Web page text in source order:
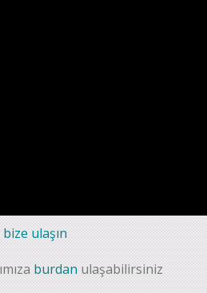
bize ulaşın
burdan ulaşabilirsiniz